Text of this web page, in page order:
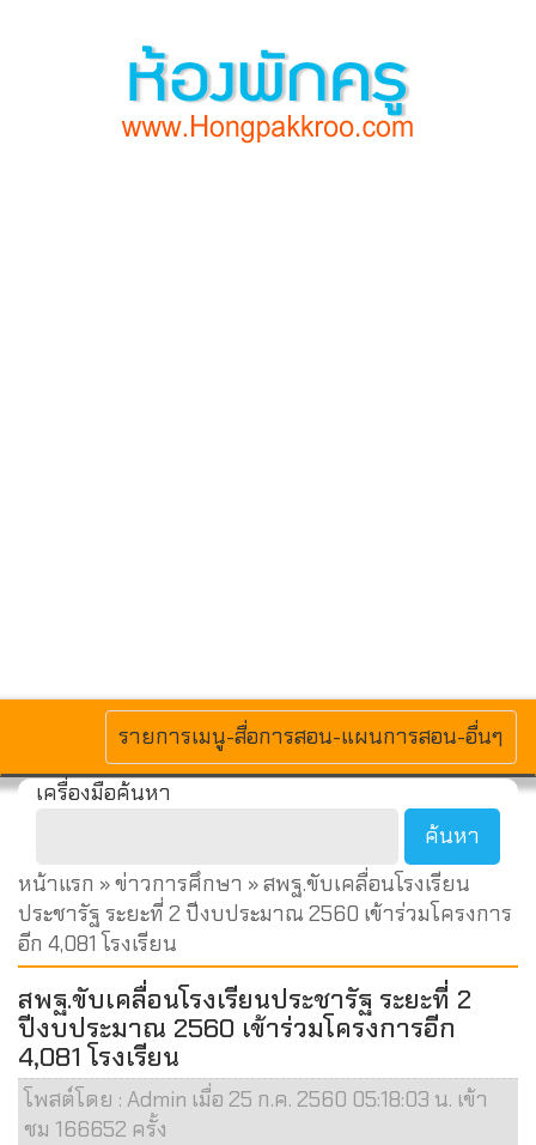
MENU
รายการเมนู-สื่อการสอน-แผนการสอน-อื่นๆ
เครื่องมือค้นหา
หน้าแรก »ข่าวการศึกษา » สพฐ.ขับเคลื่อนโรงเรียน
ประชารัฐ ระยะที่ 2 ปีงบประมาณ 2560 เข้าร่วมโครงการ
อีก 4,081 โรงเรียน
สพฐ.ขับเคลื่อนโรงเรียนประชารัฐ ระยะที่ 2
ปีงบประมาณ 2560 เข้าร่วมโครงการอีก
4,081 โรงเรียน
โพสต์โดย : Admin เมื่อ 25 ก.ค. 2560 05:18:03 น. เข้า
ชม 166652 ครั้ง